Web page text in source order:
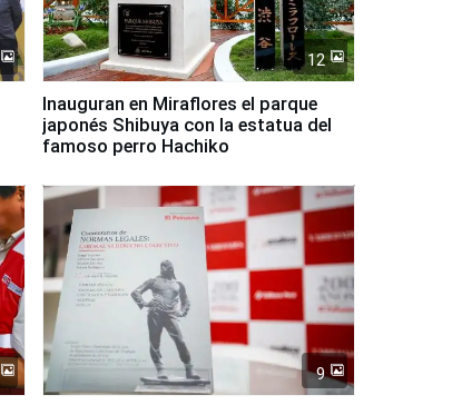
12
Inauguran en Miraflores el parque
japonés Shibuya con la estatua del
famoso perro Hachiko
9